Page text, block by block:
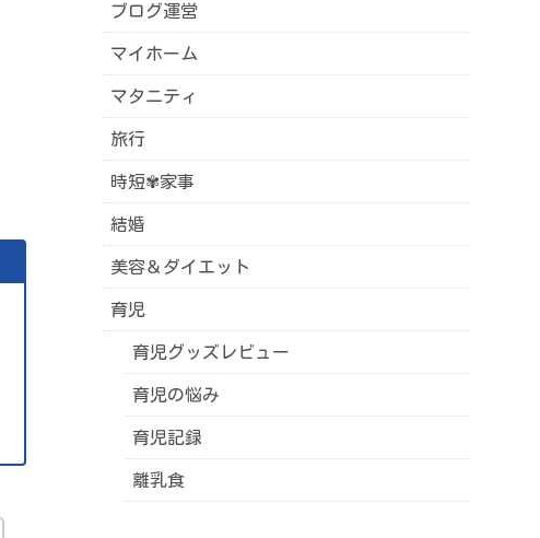
ブログ運営
マイホーム
マタニティ
旅行
時短✾家事
結婚
美容＆ダイエット
育児
育児グッズレビュー
育児の悩み
育児記録
離乳食